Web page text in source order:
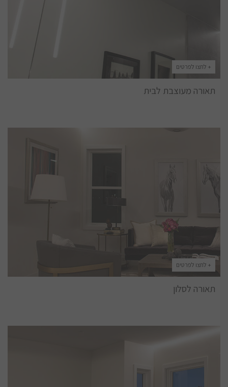
+ לחצו לפרטים
תאורה מעוצבת לבית
+ לחצו לפרטים
תאורה לסלון